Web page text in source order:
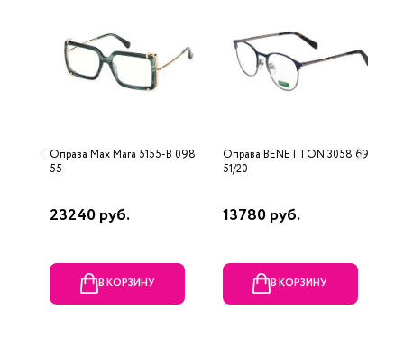
Оправа Max Mara 5155-B 098
55
23240 руб.
В КОРЗИНУ
Оправа BENETTON 3058 695
51/20
13780 руб.
В КОРЗИНУ